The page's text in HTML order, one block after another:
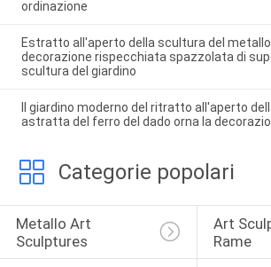
ordinazione
Estratto all'aperto della scultura del
decorazione rispecchiata spazzolata di
scultura del giardino
Il giardino moderno del ritratto all'aperto
astratta del ferro del dado orna la
Categorie popolari
Metallo Art
Sculptures
Art
Rame